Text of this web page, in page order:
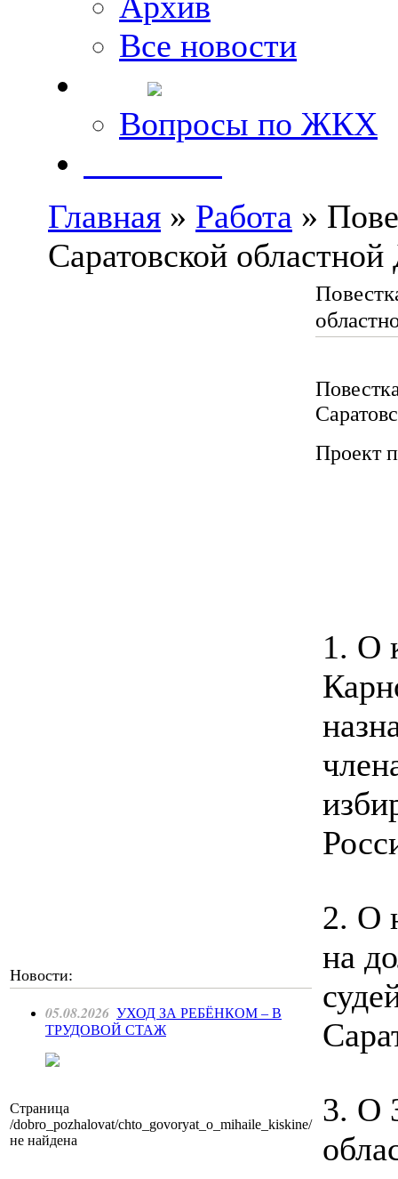
Все новости
Вопросы по ЖКХ
Главная » Работа »
Саратовской
Новости:
05.08.2026 УХОД ЗА РЕБЁНКОМ – В
ТРУДОВОЙ СТАЖ
Страница
/dobro_pozhalovat/chto_govoryat_o_mihaile_kiskine/
не найдена
Проект
1. О
2. О
на
3. О